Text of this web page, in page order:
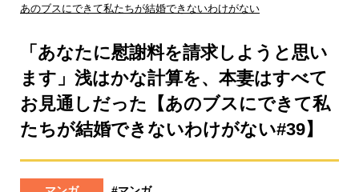
あのブスにできて私たちが結婚できないわけがない
「あなたに慰謝料を請求しようと思い
ます」浅はかな計算を、本妻はすべて
お見通しだった【あのブスにできて私
たちが結婚できないわけがない#39】